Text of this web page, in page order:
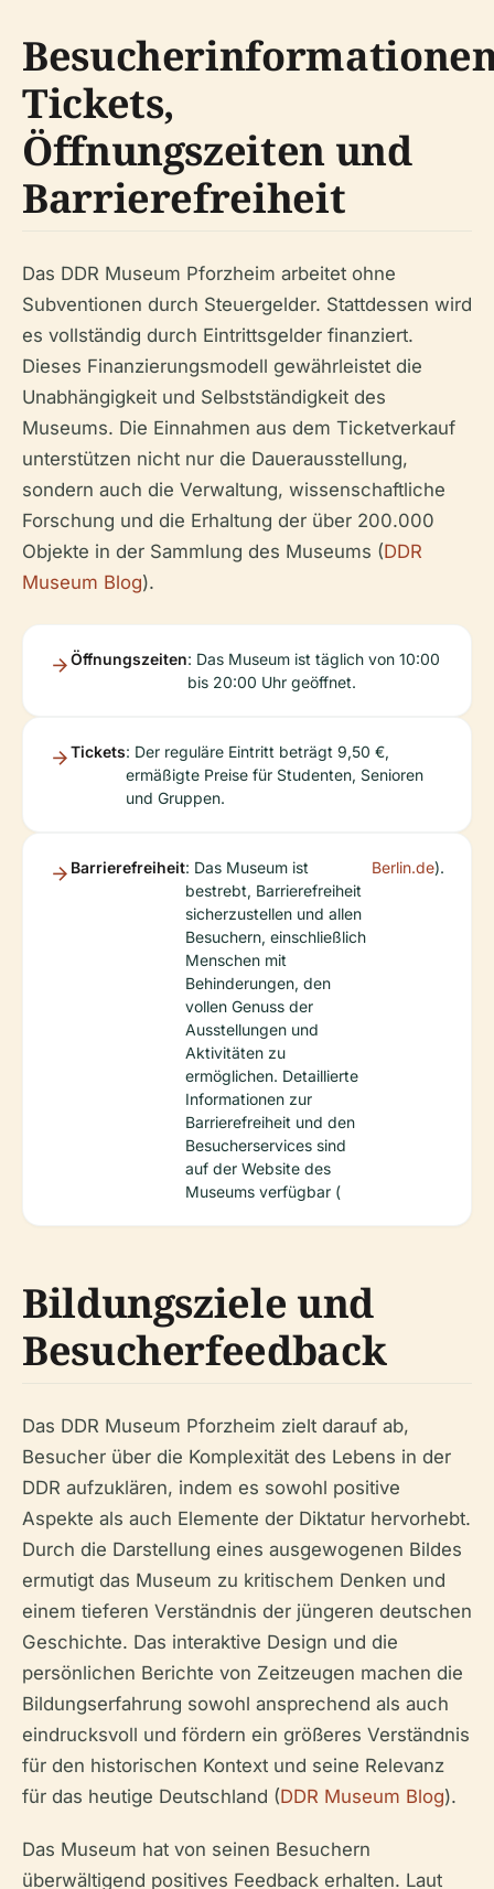
Tickets,
Öffnungszeiten und
Barrierefreiheit
Das DDR Museum Pforzheim arbeitet ohne
Subventionen durch Steuergelder. Stattdessen wird
es vollständig durch Eintrittsgelder finanziert.
Dieses Finanzierungsmodell gewährleistet die
Unabhängigkeit und Selbstständigkeit des
Museums. Die Einnahmen aus dem Ticketverkauf
unterstützen nicht nur die Dauerausstellung,
sondern auch die Verwaltung, wissenschaftliche
Forschung und die Erhaltung der über 200.000
Objekte in der Sammlung des Museums (DDR
Museum Blog).
Öffnungszeiten: Das Museum ist täglich von 10:00
bis 20:00 Uhr geöffnet.
Tickets: Der reguläre Eintritt beträgt 9,50 €,
ermäßigte Preise für Studenten, Senioren
und Gruppen.
Barrierefreiheit: Das Museum ist
bestrebt, Barrierefreiheit
sicherzustellen und allen
Besuchern, einschließlich
Menschen mit
Behinderungen, den
vollen Genuss der
Ausstellungen und
Aktivitäten zu
ermöglichen. Detaillierte
Informationen zur
Barrierefreiheit und den
Besucherservices sind
auf der Website des
Museums verfügbar (
Berlin.de).
Bildungsziele und
Besucherfeedback
Das DDR Museum Pforzheim zielt darauf ab,
Besucher über die Komplexität des Lebens in der
DDR aufzuklären, indem es sowohl positive
Aspekte als auch Elemente der Diktatur hervorhebt.
Durch die Darstellung eines ausgewogenen Bildes
ermutigt das Museum zu kritischem Denken und
einem tieferen Verständnis der jüngeren deutschen
Geschichte. Das interaktive Design und die
persönlichen Berichte von Zeitzeugen machen die
Bildungserfahrung sowohl ansprechend als auch
eindrucksvoll und fördern ein größeres Verständnis
für den historischen Kontext und seine Relevanz
für das heutige Deutschland (DDR Museum Blog).
Das Museum hat von seinen Besuchern
überwältigend positives Feedback erhalten. Laut